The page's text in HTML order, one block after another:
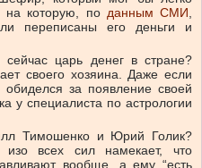
на которую, по данным СМИ,
переписаны его деньги и
царь денег в стране?
своего хозяина. Даже если
за появление своей
у специалиста по астрологии
Тимошенко и Юрий Голик?
всех сил намекает, что
вообще, а ему “есть